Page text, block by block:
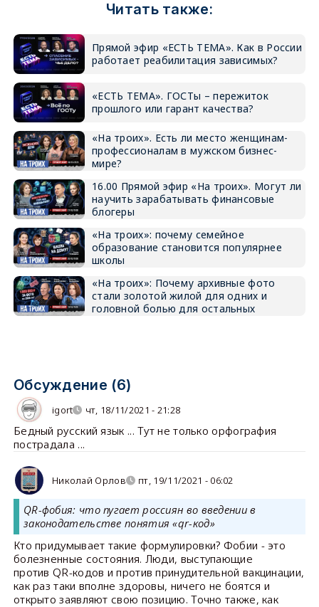
Читать также:
Прямой эфир «ЕСТЬ ТЕМА». Как в России
работает реабилитация зависимых?
«ЕСТЬ ТЕМА». ГОСТы – пережиток
прошлого или гарант качества?
«На троих». Есть ли место женщинам-
профессионалам в мужском бизнес-
мире?
16.00 Прямой эфир «На троих». Могут ли
научить зарабатывать финансовые
блогеры
«На троих»: почему семейное
образование становится популярнее
школы
«На троих»: Почему архивные фото
стали золотой жилой для одних и
головной болью для остальных
Обсуждение (6)
igort чт, 18/11/2021 - 21:28
Бедный русский язык ... Тут не только орфография
пострадала ...
Николай Орлов пт, 19/11/2021 - 06:02
QR-фобия: что пугает россиян во введении в
законодательстве понятия «qr-код»
Кто придумывает такие формулировки? Фобии - это
болезненные состояния. Люди, выступающие
против QR-кодов и против принудительной вакцинации,
как раз таки вполне здоровы, ничего не боятся и
открыто заявляют свою позицию. Точно также, как